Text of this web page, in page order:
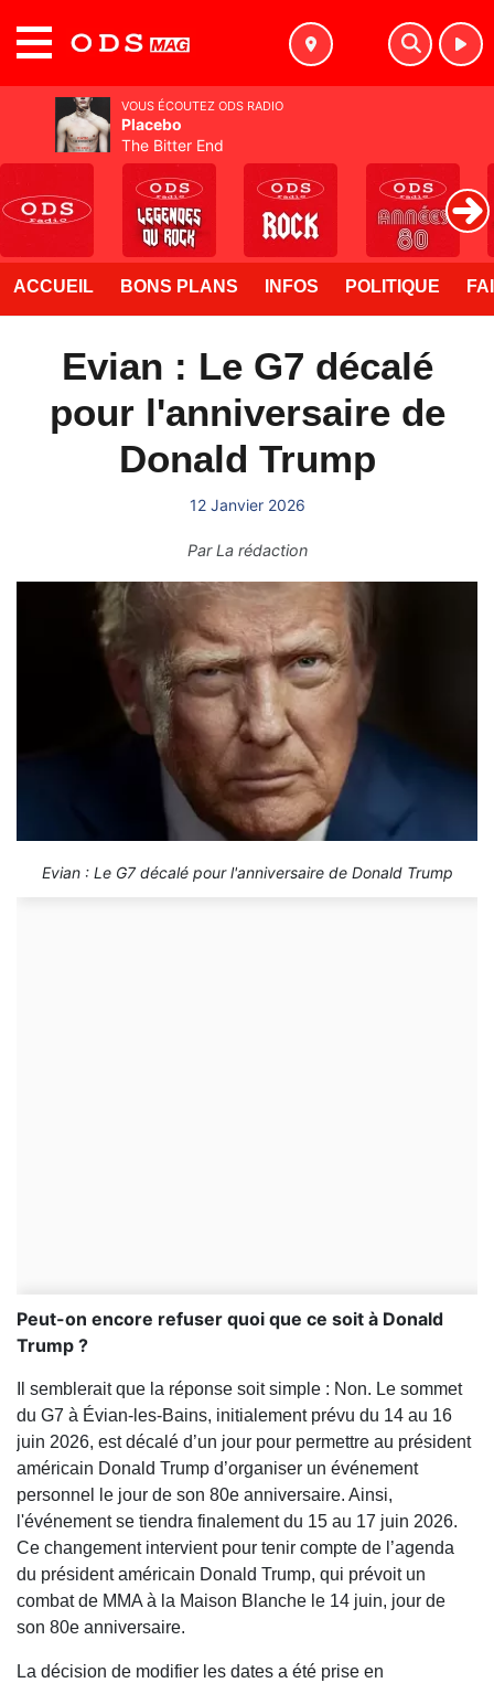
ACCUEIL BONS PLANS INFOS POLITIQUE
Evian : Le G7 décalé
pour l'anniversaire de
Donald Trump
12 Janvier 2026
ParLa rédaction
Evian : Le G7 décalé pour l'anniversaire de Donald Trump
Peut-on encore refuser quoi que ce soit à Donald
Trump ?
Il semblerait que la réponse soit simple : Non. Le sommet
du G7 à Évian-les-Bains, initialement prévu du 14 au 16
juin 2026, est décalé d’un jour pour permettre au président
américain Donald Trump d’organiser un événement
personnel le jour de son 80e anniversaire. Ainsi,
l'événement se tiendra finalement du 15 au 17 juin 2026.
Ce changement intervient pour tenir compte de l’agenda
du président américain Donald Trump, qui prévoit un
combat de MMA à la Maison Blanche le 14 juin, jour de
son 80e anniversaire.
La décision de modifier les dates a été prise en
VOUS ÉCOUTEZ ODS RADIO
Placebo
The Bitter End